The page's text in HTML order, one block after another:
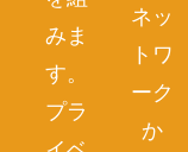
みま
す。
プラ
ネッ
トワ
ーク
か